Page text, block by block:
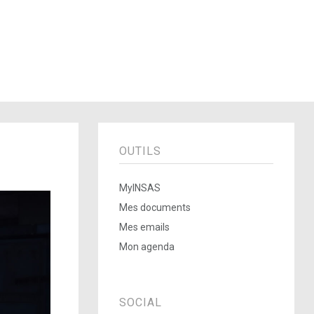
OUTILS
MyINSAS
Mes documents
Mes emails
Mon agenda
SOCIAL